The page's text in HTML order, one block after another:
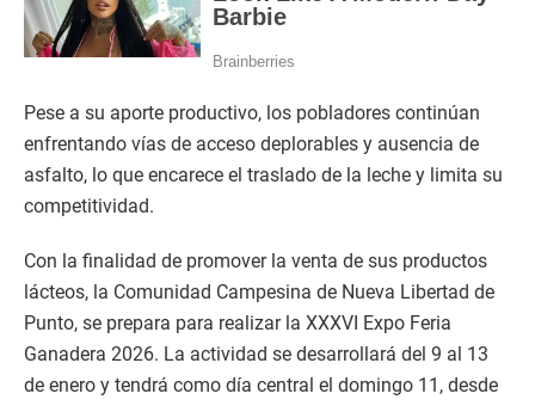
Pese a su aporte productivo, los pobladores continúan
enfrentando vías de acceso deplorables y ausencia de
asfalto, lo que encarece el traslado de la leche y limita su
competitividad.
Con la finalidad de promover la venta de sus productos
lácteos, la Comunidad Campesina de Nueva Libertad de
Punto, se prepara para realizar la XXXVI Expo Feria
Ganadera 2026. La actividad se desarrollará del 9 al 13
de enero y tendrá como día central el domingo 11, desde